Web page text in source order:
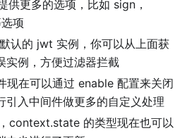
供更多的选项，比如 sign，
项
认的 jwt 实例，你可以从上面获
实例，方便过滤器拦截
在可以通过 enable 配置来关闭
引入中间件做更多的自定义处理
context.state 的类型现在也可以